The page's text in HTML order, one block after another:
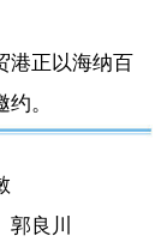
港正以海纳百
。
良川